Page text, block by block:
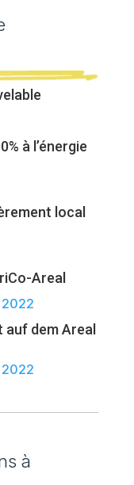
à l’énergie
local
Areal
2022
auf dem Areal
2022
à